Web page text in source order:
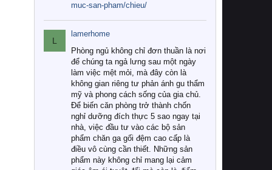
muc-san-pham/chieu/
L
lamerhome
Phòng ngủ không chỉ đơn thuần là nơi
để chúng ta ngả lưng sau một ngày
làm việc mệt mỏi, mà đây còn là
không gian riêng tư phản ánh gu thẩm
mỹ và phong cách sống của gia chủ.
Để biến căn phòng trở thành chốn
nghỉ dưỡng đích thực 5 sao ngay tại
nhà, việc đầu tư vào các bộ sản
phẩm chăn ga gối đệm cao cấp là
điều vô cùng cần thiết. Những sản
phẩm này không chỉ mang lại cảm